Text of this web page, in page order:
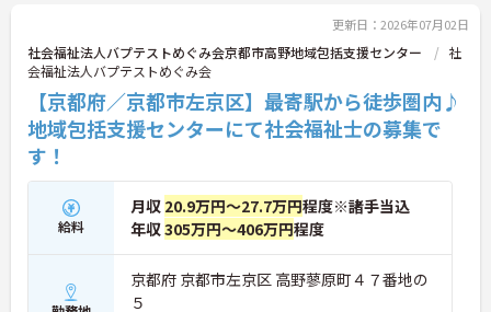
更新日：2026年07月02日
社会福祉法人バプテストめぐみ会京都市高野地域包括支援センター
社
会福祉法人バプテストめぐみ会
【京都府／京都市左京区】最寄駅から徒歩圏内♪
地域包括支援センターにて社会福祉士の募集で
す！
給料
月収 20.9万円～27.7万円程度※諸手当込
年収305万円～406万円程度
京都府 京都市左京区 高野蓼原町４７番地の
５